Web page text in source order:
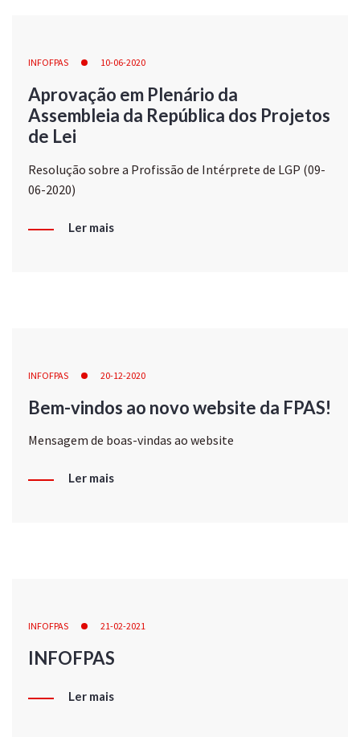
INFOFPAS 10-06-2020
Aprovação em Plenário da
Assembleia da República dos Projetos
de Lei
Resolução sobre a Profissão de Intérprete de LGP (09-
06-2020)
Ler mais
INFOFPAS 20-12-2020
Bem-vindos ao novo website da FPAS!
Mensagem de boas-vindas ao website
Ler mais
INFOFPAS 21-02-2021
INFOFPAS
Ler mais